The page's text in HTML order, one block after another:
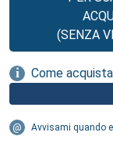
(SENZA
Come
Avvisami quando